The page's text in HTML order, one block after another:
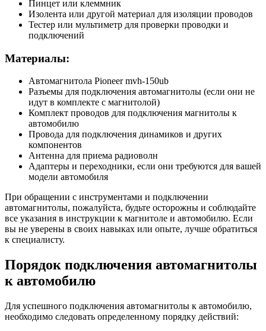
Пинцет или клеммник
Изолента или другой материал для изоляции проводов
Тестер или мультиметр для проверки проводки и
подключений
Материалы:
Автомагнитола Pioneer mvh-150ub
Разъемы для подключения автомагнитолы (если они не
идут в комплекте с магнитолой)
Комплект проводов для подключения магнитолы к
автомобилю
Провода для подключения динамиков и других
компонентов
Антенна для приема радиоволн
Адаптеры и переходники, если они требуются для вашей
модели автомобиля
При обращении с инструментами и подключении
автомагнитолы, пожалуйста, будьте осторожны и соблюдайте
все указания в инструкции к магнитоле и автомобилю. Если
вы не уверены в своих навыках или опыте, лучше обратиться
к специалисту.
Порядок подключения автомагнитолы
к автомобилю
Для успешного подключения автомагнитолы к автомобилю,
необходимо следовать определенному порядку действий: